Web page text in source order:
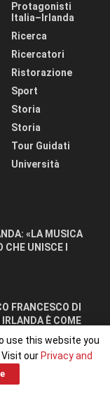
Protagonisti
Italia–Irlanda
Ricerca
Ricercatori
Ristorazione
Sport
Storia
Storia
Tour Guidati
Università
«LA MUSICA
CHE UNISCE I
FRANCESCO DI
È COME
use this website you
our Privacy and